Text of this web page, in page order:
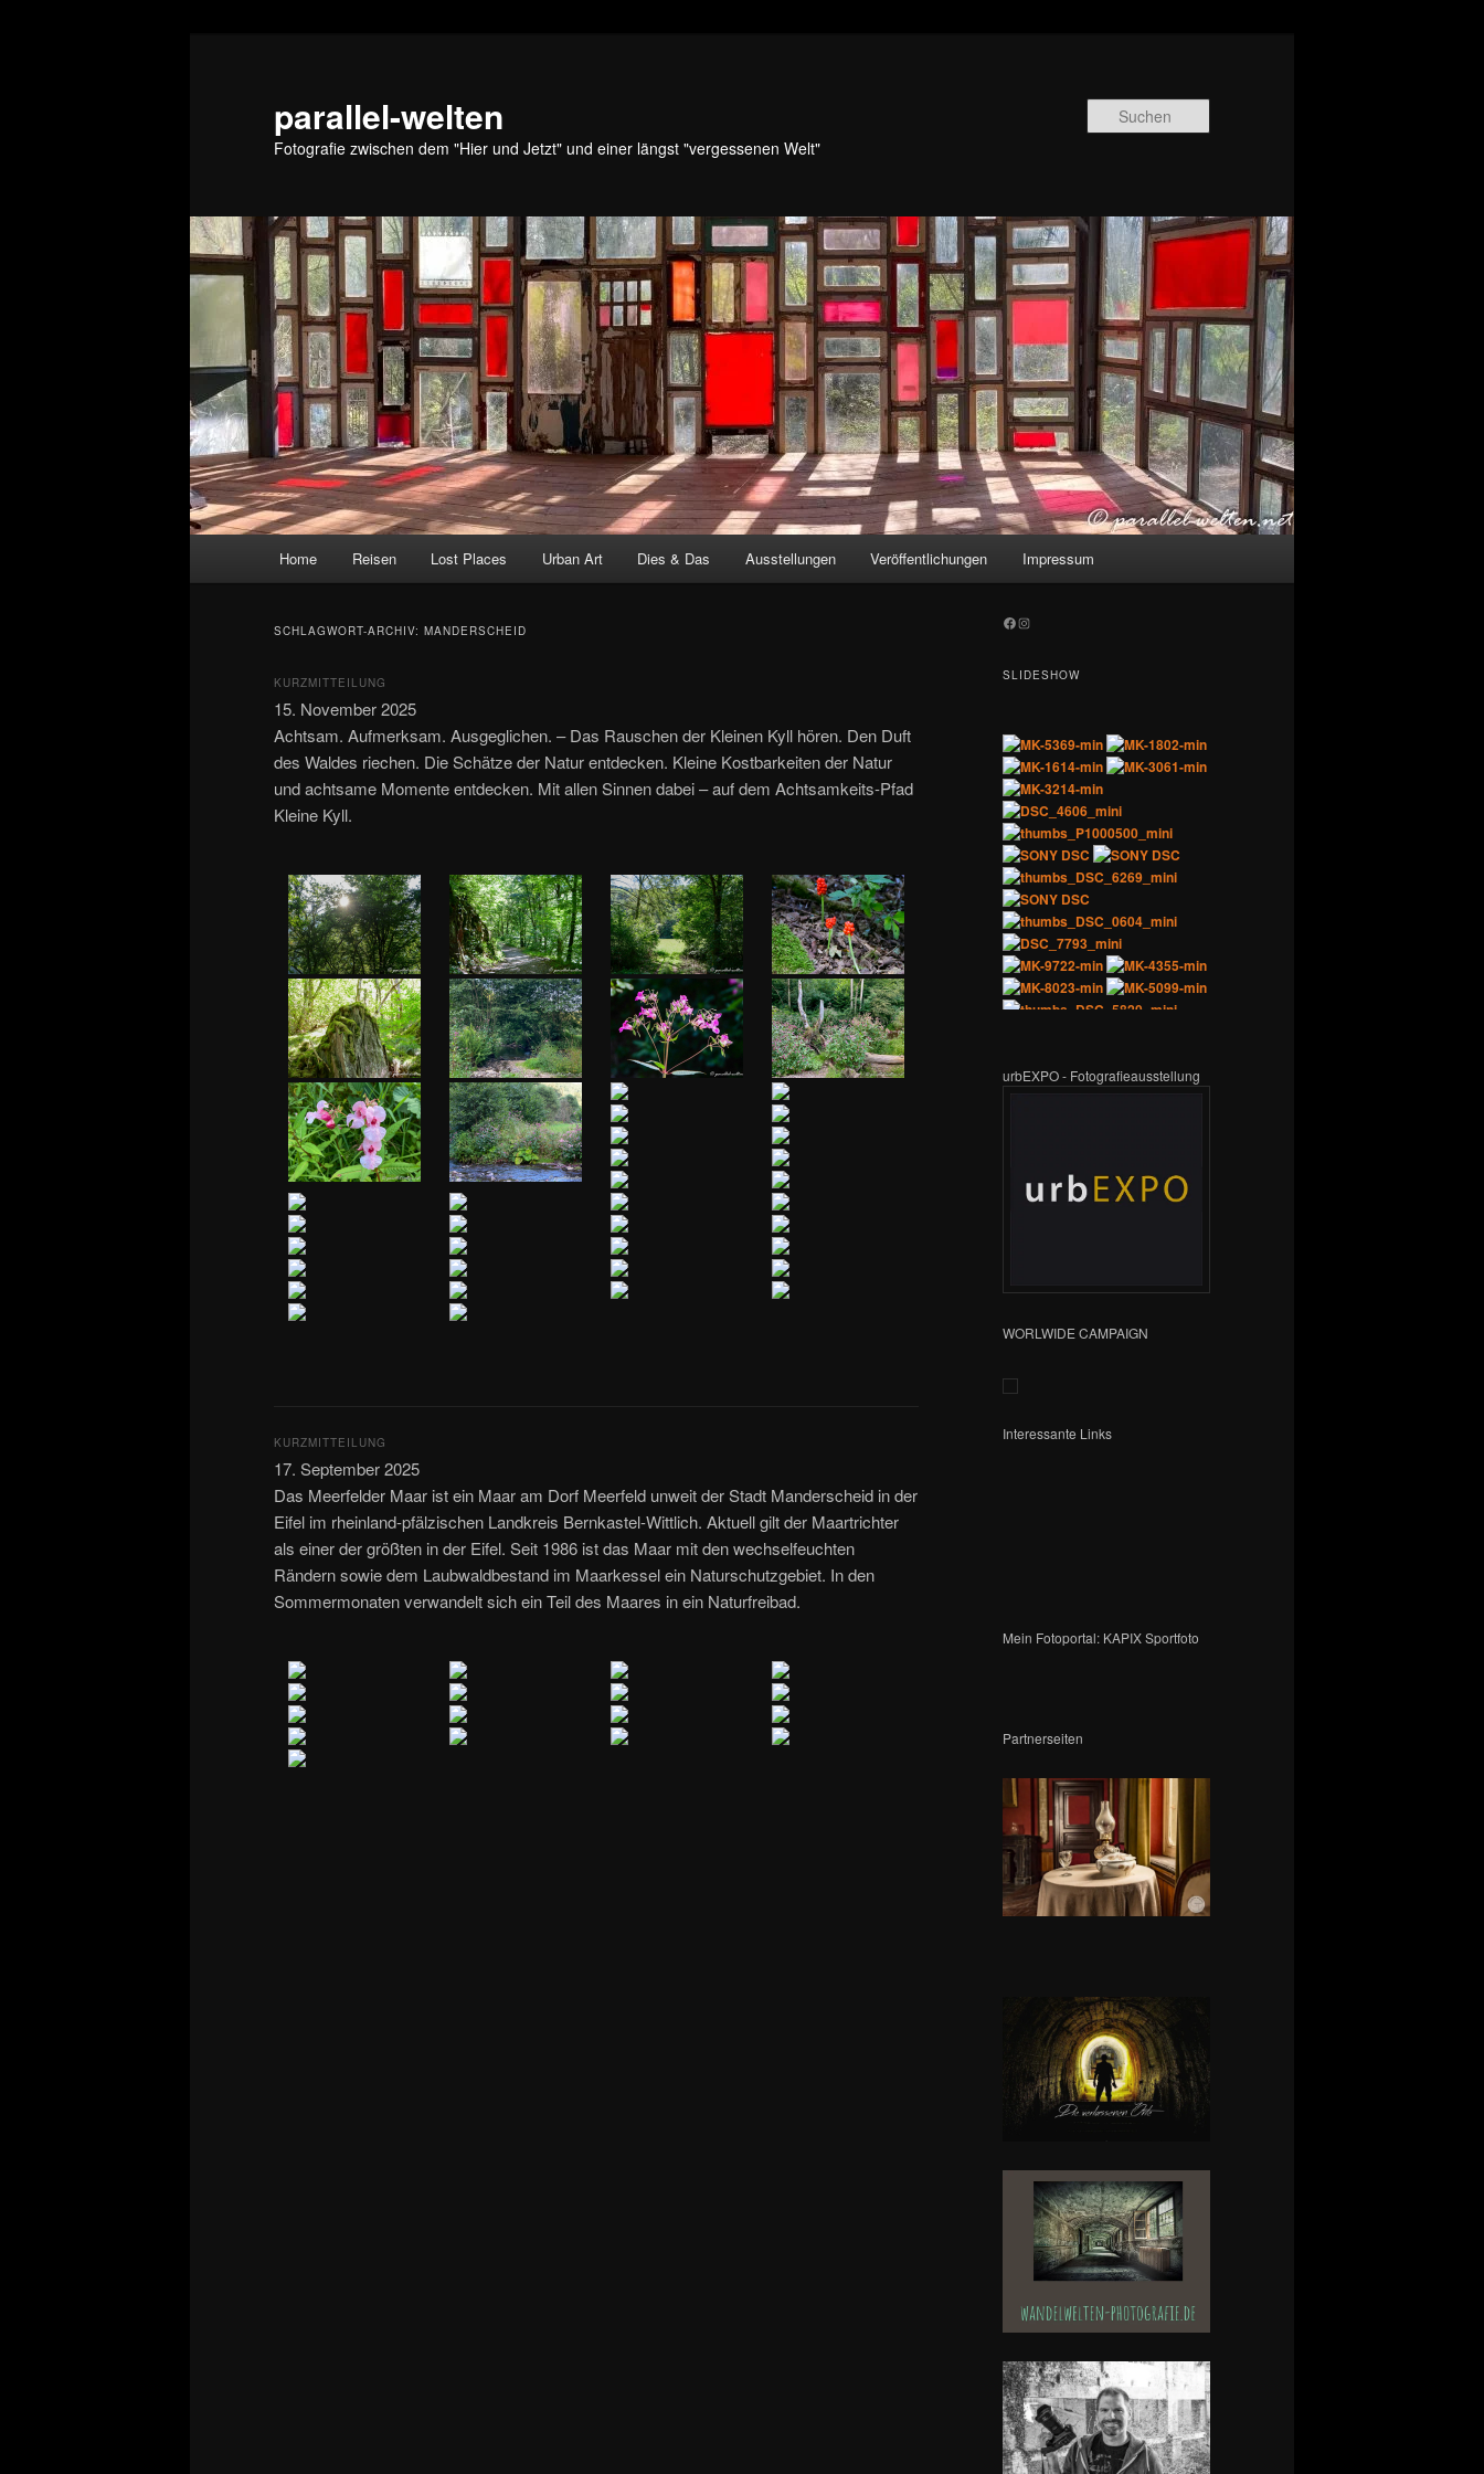
parallel-welten
Fotografie zwischen dem "Hier und Jetzt" und einer längst "vergessenen Welt"
Home Reisen Lost Places Urban Art Dies & Das Ausstellungen Veröffentlichungen Impressum
SCHLAGWORT-ARCHIV: MANDERSCHEID
KURZMITTEILUNG
15. November 2025
Achtsam. Aufmerksam. Ausgeglichen. – Das Rauschen der Kleinen Kyll hören. Den Duft
des Waldes riechen. Die Schätze der Natur entdecken. Kleine Kostbarkeiten der Natur
und achtsame Momente entdecken. Mit allen Sinnen dabei – auf dem Achtsamkeits-Pfad
Kleine Kyll.
KURZMITTEILUNG
17. September 2025
Das Meerfelder Maar ist ein Maar am Dorf Meerfeld unweit der Stadt Manderscheid in der
Eifel im rheinland-pfälzischen Landkreis Bernkastel-Wittlich. Aktuell gilt der Maartrichter
als einer der größten in der Eifel. Seit 1986 ist das Maar mit den wechselfeuchten
Rändern sowie dem Laubwaldbestand im Maarkessel ein Naturschutzgebiet. In den
Sommermonaten verwandelt sich ein Teil des Maares in ein Naturfreibad.
Facebook
Instagram
SLIDESHOW
urbEXPO - Fotografieausstellung
WORLWIDE CAMPAIGN
Interessante Links
Mein Fotoportal: KAPIX Sportfoto
Partnerseiten